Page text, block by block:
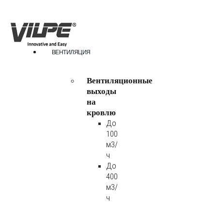
ВЕНТИЛЯЦИЯ
Вентиляционные
выходы
на
кровлю
До
100
м3/
ч
До
400
м3/
ч